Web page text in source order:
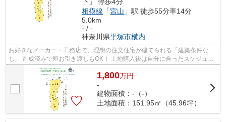
下」 停歩4分
相模線 「宮山 」駅 徒歩55分車14分
5.0km
- / -
神奈川県平塚市横内
お好きなメーカー・工務店で、理想の注文住宅が建てられる「建築条件な
し」 造成済みで即お引き渡しもOK！ 土地購入後は自分に合ったスケジュー
ルで工事進行もスムーズです♪ ぜひ現地...
1,800万円
-
建物面積：-（-）
土地面積：151.95㎡（45.96坪）